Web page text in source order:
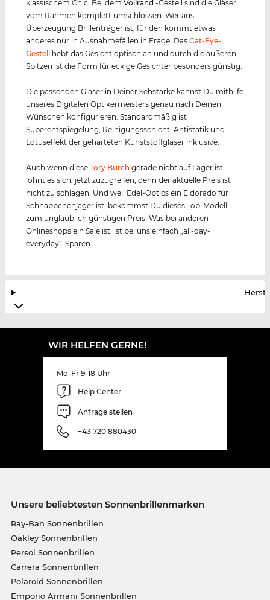
klassischem Chic. Bei demVollrand -Gestell sind die Gläser
vom Rahmen komplett umschlossen. Wer aus
Überzeugung Brillenträger ist, für den kommt etwas
anderes nur in Ausnahmefällen in Frage. DasCat-Eye-
Gestell
hebt das Gesicht optisch an und durch die äußeren
Spitzen ist die Form für eckige Gesichter besonders günstig.
Die passenden Gläser in Deiner Sehstärke kannst Du mithilfe
unseres Digitalen Optikermeisters genau nach Deinen
Wünschen konfigurieren. Standardmäßig ist
Superentspiegelung, Reinigungsschicht, Antistatik und
Lotuseffekt der gehärteten Kunststoffgläser inklusive.
Auch wenn dieseTory Burch gerade nicht auf Lager ist,
lohnt es sich, jetzt zuzugreifen, denn der aktuelle Preis ist
nicht zu schlagen. Und weil Edel-Optics ein Eldorado für
Schnäppchenjäger ist, bekommst Du dieses Top-Modell
zum unglaublich günstigen Preis. Was bei anderen
Onlineshops ein Sale ist, ist bei uns einfach „all-day-
everyday“-Sparen.
WIR HELFEN GERNE!
Mo-Fr 9-18 Uhr
Help Center
Anfrage stellen
+43 720 880430
Unsere beliebtesten Sonnenbrillenmarken
Ray-Ban Sonnenbrillen
Oakley Sonnenbrillen
Persol Sonnenbrillen
Carrera Sonnenbrillen
Polaroid Sonnenbrillen
Emporio Armani Sonnenbrillen